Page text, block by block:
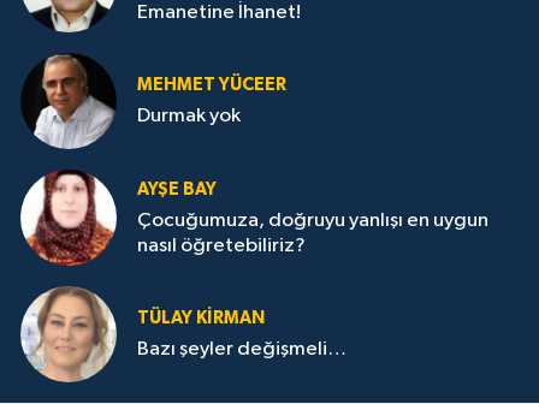
Emanetine İhanet!
MEHMET YÜCEER
Durmak yok
AYŞE BAY
Çocuğumuza, doğruyu yanlışı en uygun
nasıl öğretebiliriz?
TÜLAY KİRMAN
Bazı şeyler değişmeli…